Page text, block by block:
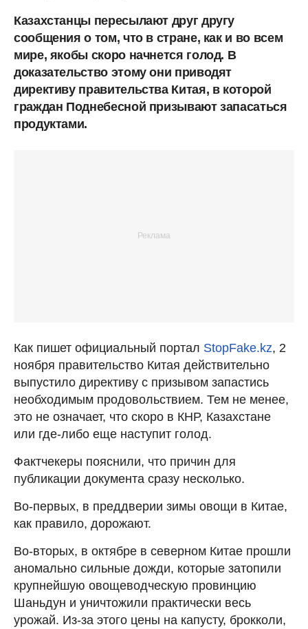
Казахстанцы пересылают друг другу
сообщения о том, что в стране, как и во всем
мире, якобы скоро начнется голод. В
доказательство этому они приводят
директиву правительства Китая, в которой
граждан Поднебесной призывают запасаться
продуктами.
Как пишет официальный портал StopFake.kz, 2
ноября правительство Китая действительно
выпустило директиву с призывом запастись
необходимым продовольствием. Тем не менее,
это не означает, что скоро в КНР, Казахстане
или где-либо еще наступит голод.
Фактчекеры пояснили, что причин для
публикации документа сразу несколько.
Во-первых, в преддверии зимы овощи в Китае,
как правило, дорожают.
Во-вторых, в октябре в северном Китае прошли
аномально сильные дожди, которые затопили
крупнейшую овощеводческую провинцию
Шаньдун и уничтожили практически весь
урожай. Из-за этого цены на капусту, брокколи,